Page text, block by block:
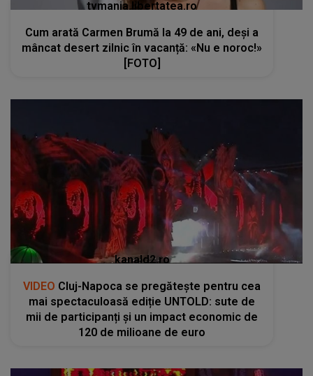
tvmania.libertatea.ro
Cum arată Carmen Brumă la 49 de ani, deși a
mâncat desert zilnic în vacanță: «Nu e noroc!»
[FOTO]
kanald2.ro
VIDEO Cluj-Napoca se pregătește pentru cea
mai spectaculoasă ediție UNTOLD: sute de
mii de participanți și un impact economic de
120 de milioane de euro